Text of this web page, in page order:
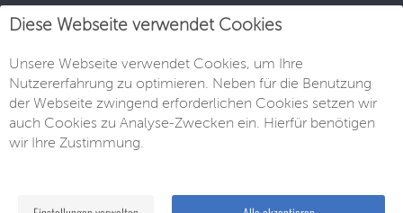
DATENSCHUTZ
IMPRESSUM
© EU-Neuwagen Knott GmbH
Diese Webseite verwendet Cookies
Unsere Webseite verwendet Cookies, um Ihre
Nutzererfahrung zu optimieren. Neben für die Benutzung
der Webseite zwingend erforderlichen Cookies setzen wir
auch Cookies zu Analyse-Zwecken ein. Hierfür benötigen
wir Ihre Zustimmung.